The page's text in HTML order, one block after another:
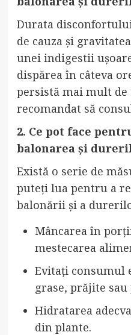
Durata
de cauza și
unei indigestii
dispărea în câteva
persistă mai mult de
recomandat să
2. Ce pot face
balonarea și
Există o serie de
puteți lua pentru a
balonării și a
Mâncarea în
mestecarea
Evitați consumul
grase, prăjite sau
Hidratarea
din plante.